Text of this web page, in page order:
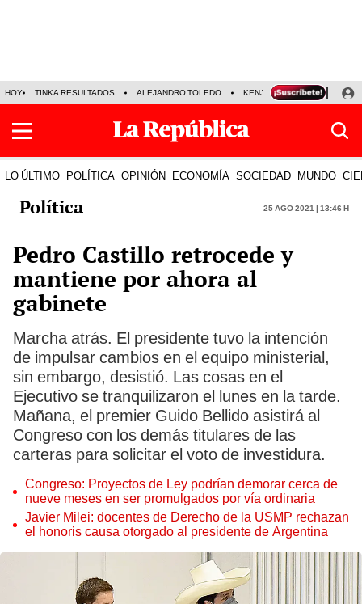
HOY TINKA RESULTADOS ALEJANDRO TOLEDO KENJI FUJIMORI
LO ÚLTIMO POLÍTICA OPINIÓN ECONOMÍA SOCIEDAD MUNDO
Política 25 Ago 2021 | 13:46 h
Pedro Castillo retrocede y
mantiene por ahora al
gabinete
Marcha atrás. El presidente tuvo la intención
de impulsar cambios en el equipo ministerial,
sin embargo, desistió. Las cosas en el
Ejecutivo se tranquilizaron el lunes en la tarde.
Mañana, el premier Guido Bellido asistirá al
Congreso con los demás titulares de las
carteras para solicitar el voto de investidura.
Congreso: Proyectos de Ley podrían demorar cerca de
nueve meses en ser promulgados por vía ordinaria
Javier Milei: docentes de Derecho de la USMP rechazan
el honoris causa otorgado al presidente de Argentina